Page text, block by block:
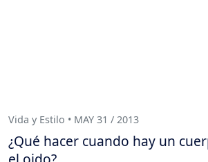
Vida y Estilo • MAY 31 / 2013
¿Qué hacer cuando hay un